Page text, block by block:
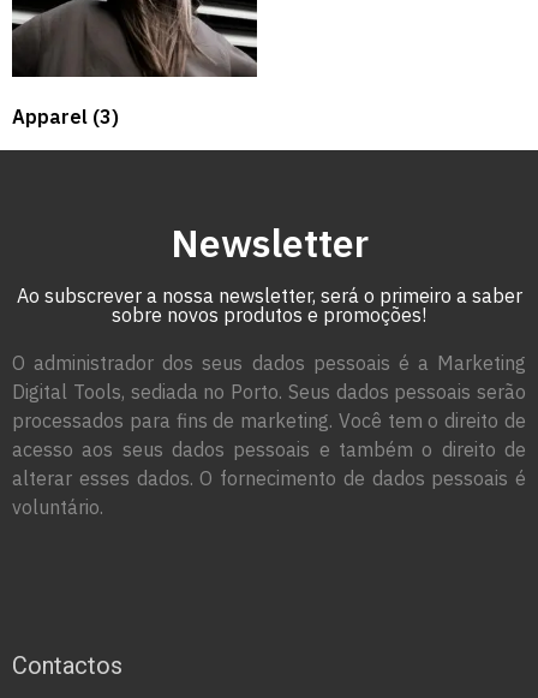
Apparel (3)
Newsletter
Ao subscrever a nossa newsletter, será o primeiro a saber
sobre novos produtos e promoções!
O administrador dos seus dados pessoais é a Marketing
Digital Tools, sediada no Porto. Seus dados pessoais serão
processados para fins de marketing. Você tem o direito de
acesso aos seus dados pessoais e também o direito de
alterar esses dados. O fornecimento de dados pessoais é
voluntário.
Contactos